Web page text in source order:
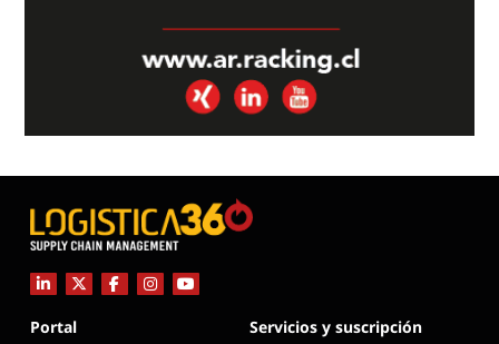
Portal Servicios y suscripción